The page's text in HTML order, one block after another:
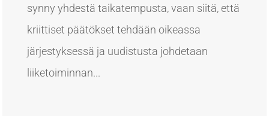
synny yhdestä taikatempusta, vaan siitä, että
kriittiset päätökset tehdään oikeassa
järjestyksessä ja uudistusta johdetaan
liiketoiminnan...